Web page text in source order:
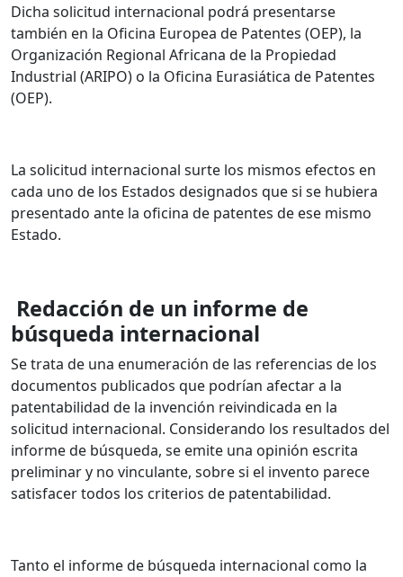
Dicha solicitud internacional podrá presentarse
también en la Oficina Europea de Patentes (OEP), la
Organización Regional Africana de la Propiedad
Industrial (ARIPO) o la Oficina Eurasiática de Patentes
(OEP).
La solicitud internacional surte los mismos efectos en
cada uno de los Estados designados que si se hubiera
presentado ante la oficina de patentes de ese mismo
Estado.
Redacción de un informe de
búsqueda internacional
Se trata de una enumeración de las referencias de los
documentos publicados que podrían afectar a la
patentabilidad de la invención reivindicada en la
solicitud internacional. Considerando los resultados del
informe de búsqueda, se emite una opinión escrita
preliminar y no vinculante, sobre si el invento parece
satisfacer todos los criterios de patentabilidad.
Tanto el informe de búsqueda internacional como la